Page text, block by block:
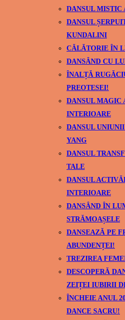
DANSUL MISTIC
DANSUL
KUNDALINI
CĂLĂTORIE ÎN
DANSÂND CU
ÎNALȚĂ
PREOTESEI!
DANSUL MAGIC
INTERIOARE
DANSUL
YANG
DANSUL
TALE
DANSUL
INTERIOARE
DANSÂND ÎN
STRĂMOAȘELE
DANSEAZĂ PE
ABUNDENȚEI!
TREZIREA
DESCOPERĂ
ZEIȚEI IUBIRII
ÎNCHEIE ANUL
DANCE SACRU!